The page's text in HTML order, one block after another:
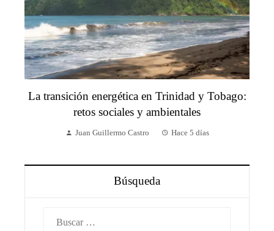
La transición energética en Trinidad y Tobago:
retos sociales y ambientales
Juan Guillermo Castro Hace 5 días
Búsqueda